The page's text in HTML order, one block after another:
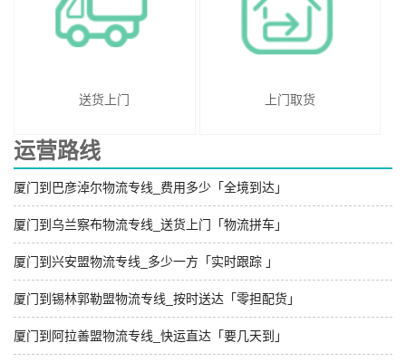
送货上门 上门取货
运营路线
厦门到巴彦淖尔物流专线_费用多少「全境到达」
厦门到乌兰察布物流专线_送货上门「物流拼车」
厦门到兴安盟物流专线_多少一方「实时跟踪 」
厦门到锡林郭勒盟物流专线_按时送达「零担配货」
厦门到阿拉善盟物流专线_快运直达「要几天到」